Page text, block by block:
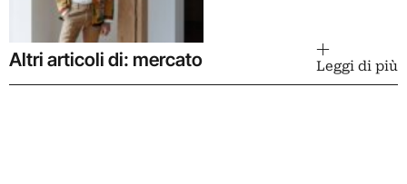
Altri articoli di: mercato Leggi di più